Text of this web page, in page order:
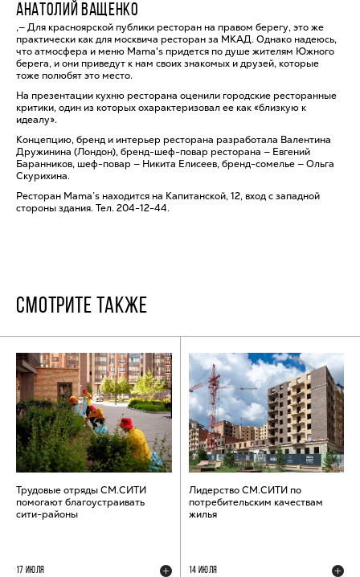
АНАТОЛИЙ ВАЩЕНКО
,— Для красноярской публики ресторан на правом берегу, это же
практически как для москвича ресторан за МКАД. Однако надеюсь,
что атмосфера и меню Mama's придется по душе жителям Южного
берега, и они приведут к нам своих знакомых и друзей, которые
тоже полюбят это место.
На презентации кухню ресторана оценили городские ресторанные
критики, один из которых охарактеризовал ее как «близкую к
идеалу».
Концепцию, бренд и интерьер ресторана разработала Валентина
Дружинина (Лондон), бренд-шеф-повар ресторана — Евгений
Баранников, шеф-повар — Никита Елисеев, бренд-сомелье — Ольга
Скурихина.
Ресторан Mama’s находится на Капитанской, 12, вход с западной
стороны здания. Тел. 204-12-44.
СМОТРИТЕ ТАКЖЕ
Трудовые отряды СМ.СИТИ
помогают благоустраивать
сити-районы
17 ИЮЛЯ
Лидерство СМ.СИТИ по
потребительским качествам
жилья
14 ИЮЛЯ